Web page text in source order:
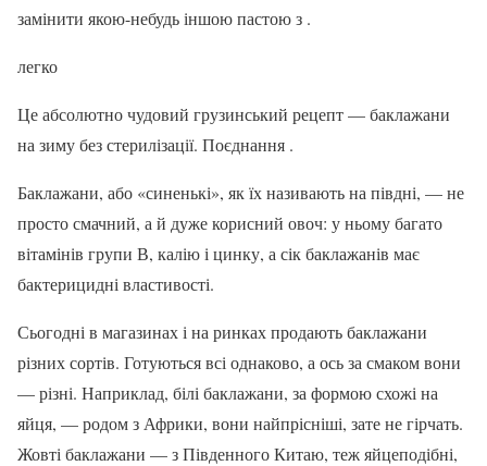
замінити якою-небудь іншою пастою з .
легко
Це абсолютно чудовий грузинський рецепт — баклажани
на зиму без стерилізації. Поєднання .
Баклажани, або «синенькі», як їх називають на півдні, — не
просто смачний, а й дуже корисний овоч: у ньому багато
вітамінів групи В, калію і цинку, а сік баклажанів має
бактерицидні властивості.
Сьогодні в магазинах і на ринках продають баклажани
різних сортів. Готуються всі однаково, а ось за смаком вони
— різні. Наприклад, білі баклажани, за формою схожі на
яйця, — родом з Африки, вони найпрісніші, зате не гірчать.
Жовті баклажани — з Південного Китаю, теж яйцеподібні,